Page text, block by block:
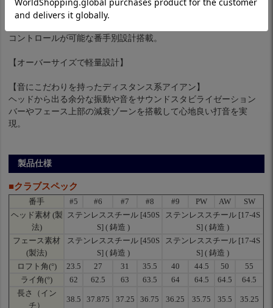
【直進性とコントロール性を両立した番手別設計】
コントロールが可能な番手別設計搭載。
【オーバーサイズで軽量設計】
【音にこだわりを持ったディスタンス系アイアン】
ヘッドから出る余分な振動や音をサウンドスタビライゼーション
バーやフェース上部の減衰ゾーンを搭載して心地良い打音を実
現。
製品仕様
■クラブスペック
番手 #5 #6 #7 #8 #9 PW AW
SW
ヘッド素材 (製
法)
ステンレススチール [450S
S] ( 鋳造 )
ステンレススチール [17-4S
S] ( 鋳造 )
フェース素材
(製法)
ステンレススチール [450S
S] ( 鋳造 )
ステンレススチール [17-4S
S] ( 鋳造 )
ロフト角(°)
23.5 27 31 35.5 40 44.5 50
55
ライ角(°)
62 62.5 63 63.5 64 64.5 64.5
64.5
長さ（イン
チ）
38.5 37.875 37.25 36.75 36.25 35.75 35.5 35.25